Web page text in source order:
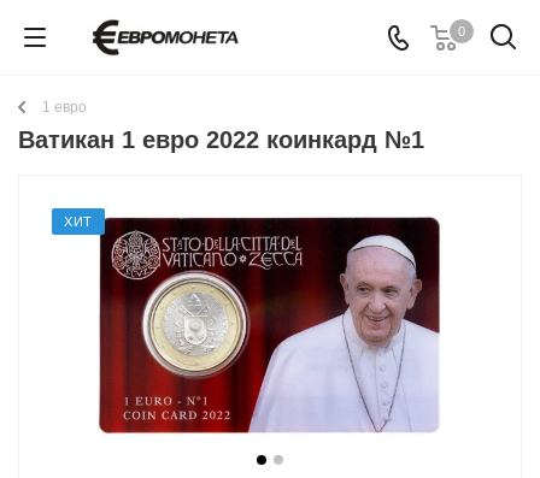
0
1 евро
Ватикан 1 евро 2022 коинкард №1
ХИТ